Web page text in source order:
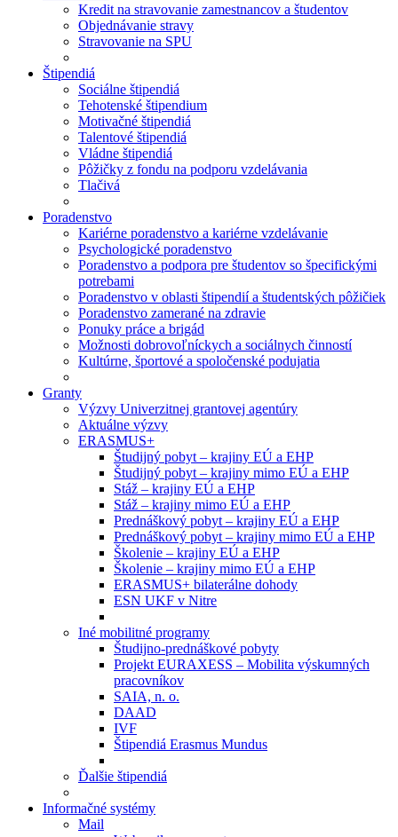
Kredit na stravovanie zamestnancov a študentov
Objednávanie stravy
Stravovanie na SPU
Štipendiá
Sociálne štipendiá
Tehotenské štipendium
Motivačné štipendiá
Talentové štipendiá
Vládne štipendiá
Pôžičky z fondu na podporu vzdelávania
Tlačivá
Poradenstvo
Kariérne poradenstvo a kariérne vzdelávanie
Psychologické poradenstvo
Poradenstvo a podpora pre študentov so špecifickými
potrebami
Poradenstvo v oblasti štipendií a študentských pôžičiek
Poradenstvo zamerané na zdravie
Ponuky práce a brigád
Možnosti dobrovoľníckych a sociálnych činností
Kultúrne, športové a spoločenské podujatia
Granty
Výzvy Univerzitnej grantovej agentúry
Aktuálne výzvy
ERASMUS+
Študijný pobyt – krajiny EÚ a EHP
Študijný pobyt – krajiny mimo EÚ a EHP
Stáž – krajiny EÚ a EHP
Stáž – krajiny mimo EÚ a EHP
Prednáškový pobyt – krajiny EÚ a EHP
Prednáškový pobyt – krajiny mimo EÚ a EHP
Školenie – krajiny EÚ a EHP
Školenie – krajiny mimo EÚ a EHP
ERASMUS+ bilaterálne dohody
ESN UKF v Nitre
Iné mobilitné programy
Študijno-prednáškové pobyty
Projekt EURAXESS – Mobilita výskumných
pracovníkov
SAIA, n. o.
DAAD
IVF
Štipendiá Erasmus Mundus
Ďalšie štipendiá
Informačné systémy
Mail